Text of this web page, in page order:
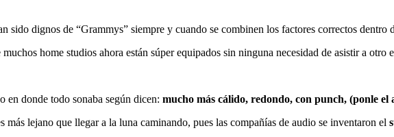
sido dignos de “Grammys” siempre y cuando se combinen los factores correctos dentro
home studios ahora están súper equipados sin ninguna necesidad de asistir a otro
en donde todo sonaba según dicen: mucho más cálido, redondo, con punch, (ponle
lejano que llegar a la luna caminando, pues las compañías de audio se inventaron el